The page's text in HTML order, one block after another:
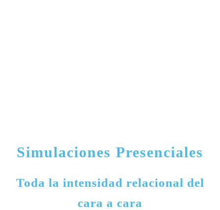
Simulaciones Presenciales
Toda la intensidad relacional del
cara a cara